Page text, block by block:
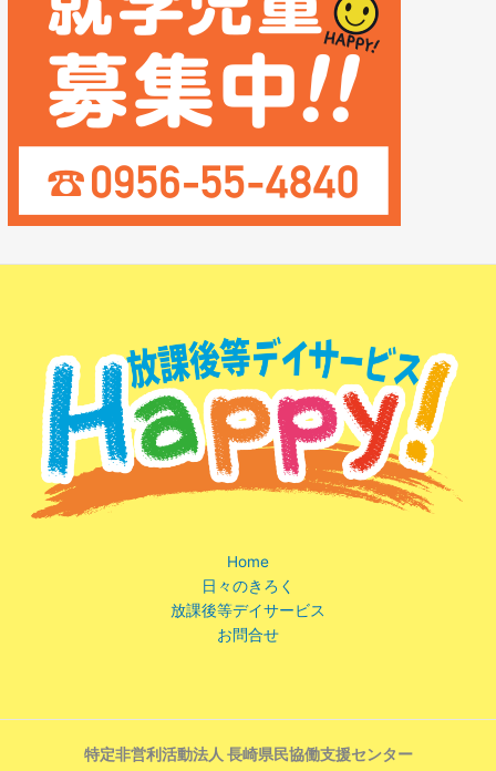
Home
日々のきろく
放課後等デイサービス
お問合せ
特定非営利活動法人 長崎県民協働支援センター